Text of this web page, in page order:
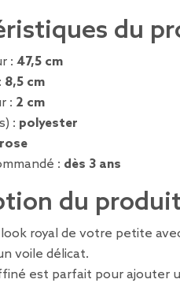
du
: 47,5 cm
8,5 cm
: 2 cm
: polyester
rose
: dès 3 ans
du produit
royal de votre petite
voile délicat.
est parfait pour ajouter